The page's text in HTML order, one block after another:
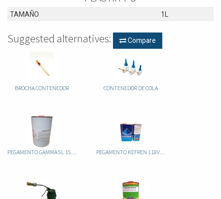
TAMAÑO 1L
Suggested alternatives: Compare
BROCHA CONTENEDOR CONTENEDOR DE COLA
PEGAMENTO GAMMA 5L 1542-20 PEGAMENTO KEFREN 118VG POLIURETANO 5L